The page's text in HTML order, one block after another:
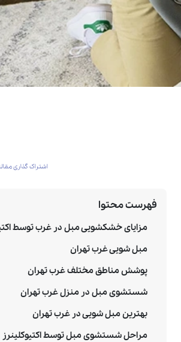
اشتراک گذاری
فهرست محتوا
مزایای خشکشویی مبل در غرب توسط
مبل شویی غرب تهران
پوشش مناطق مختلف غرب تهران
شستشوی مبل در منزل غرب تهران
بهترین مبل شویی در غرب تهران
مراحل شستشوی مبل توسط اکتیوکلینرز